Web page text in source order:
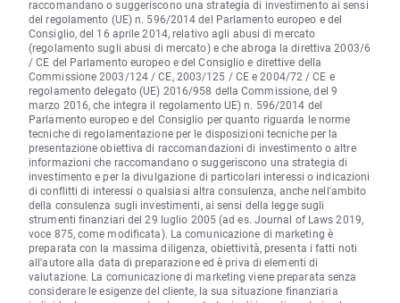
raccomandano o suggeriscono una strategia di investimento ai sensi
del regolamento (UE) n. 596/2014 del Parlamento europeo e del
Consiglio, del 16 aprile 2014, relativo agli abusi di mercato
(regolamento sugli abusi di mercato) e che abroga la direttiva 2003/6
/ CE del Parlamento europeo e del Consiglio e direttive della
Commissione 2003/124 / CE, 2003/125 / CE e 2004/72 / CE e
regolamento delegato (UE) 2016/958 della Commissione, del 9
marzo 2016, che integra il regolamento UE) n. 596/2014 del
Parlamento europeo e del Consiglio per quanto riguarda le norme
tecniche di regolamentazione per le disposizioni tecniche per la
presentazione obiettiva di raccomandazioni di investimento o altre
informazioni che raccomandano o suggeriscono una strategia di
investimento e per la divulgazione di particolari interessi o indicazioni
di conflitti di interessi o qualsiasi altra consulenza, anche nell'ambito
della consulenza sugli investimenti, ai sensi della legge sugli
strumenti finanziari del 29 luglio 2005 (ad es. Journal of Laws 2019,
voce 875, come modificata). La comunicazione di marketing è
preparata con la massima diligenza, obiettività, presenta i fatti noti
all'autore alla data di preparazione ed è priva di elementi di
valutazione. La comunicazione di marketing viene preparata senza
considerare le esigenze del cliente, la sua situazione finanziaria